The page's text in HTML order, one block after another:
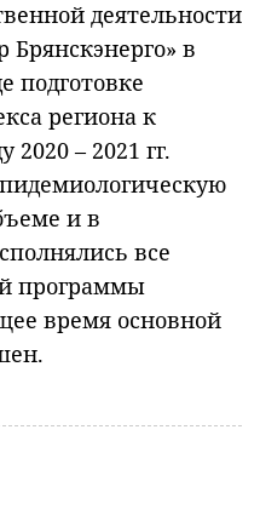
деятельности
Брянскэнерго» в
подготовке
региона к
– 2021 гг.
и в
все
программы
время основной